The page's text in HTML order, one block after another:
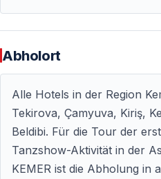
Die Gesamtdauer beträgt
inklusive Transfer und Show.
Ist die Tanzshow für
Ja — die Veranstaltung ist
ausgerichtet.
Abholort
Alle Hotels in der Region
Tekirova, Çamyuva, Kiriş,
Beldibi. Für die Tour der
Tanzshow-Aktivität in der
KEMER ist die Abholung in